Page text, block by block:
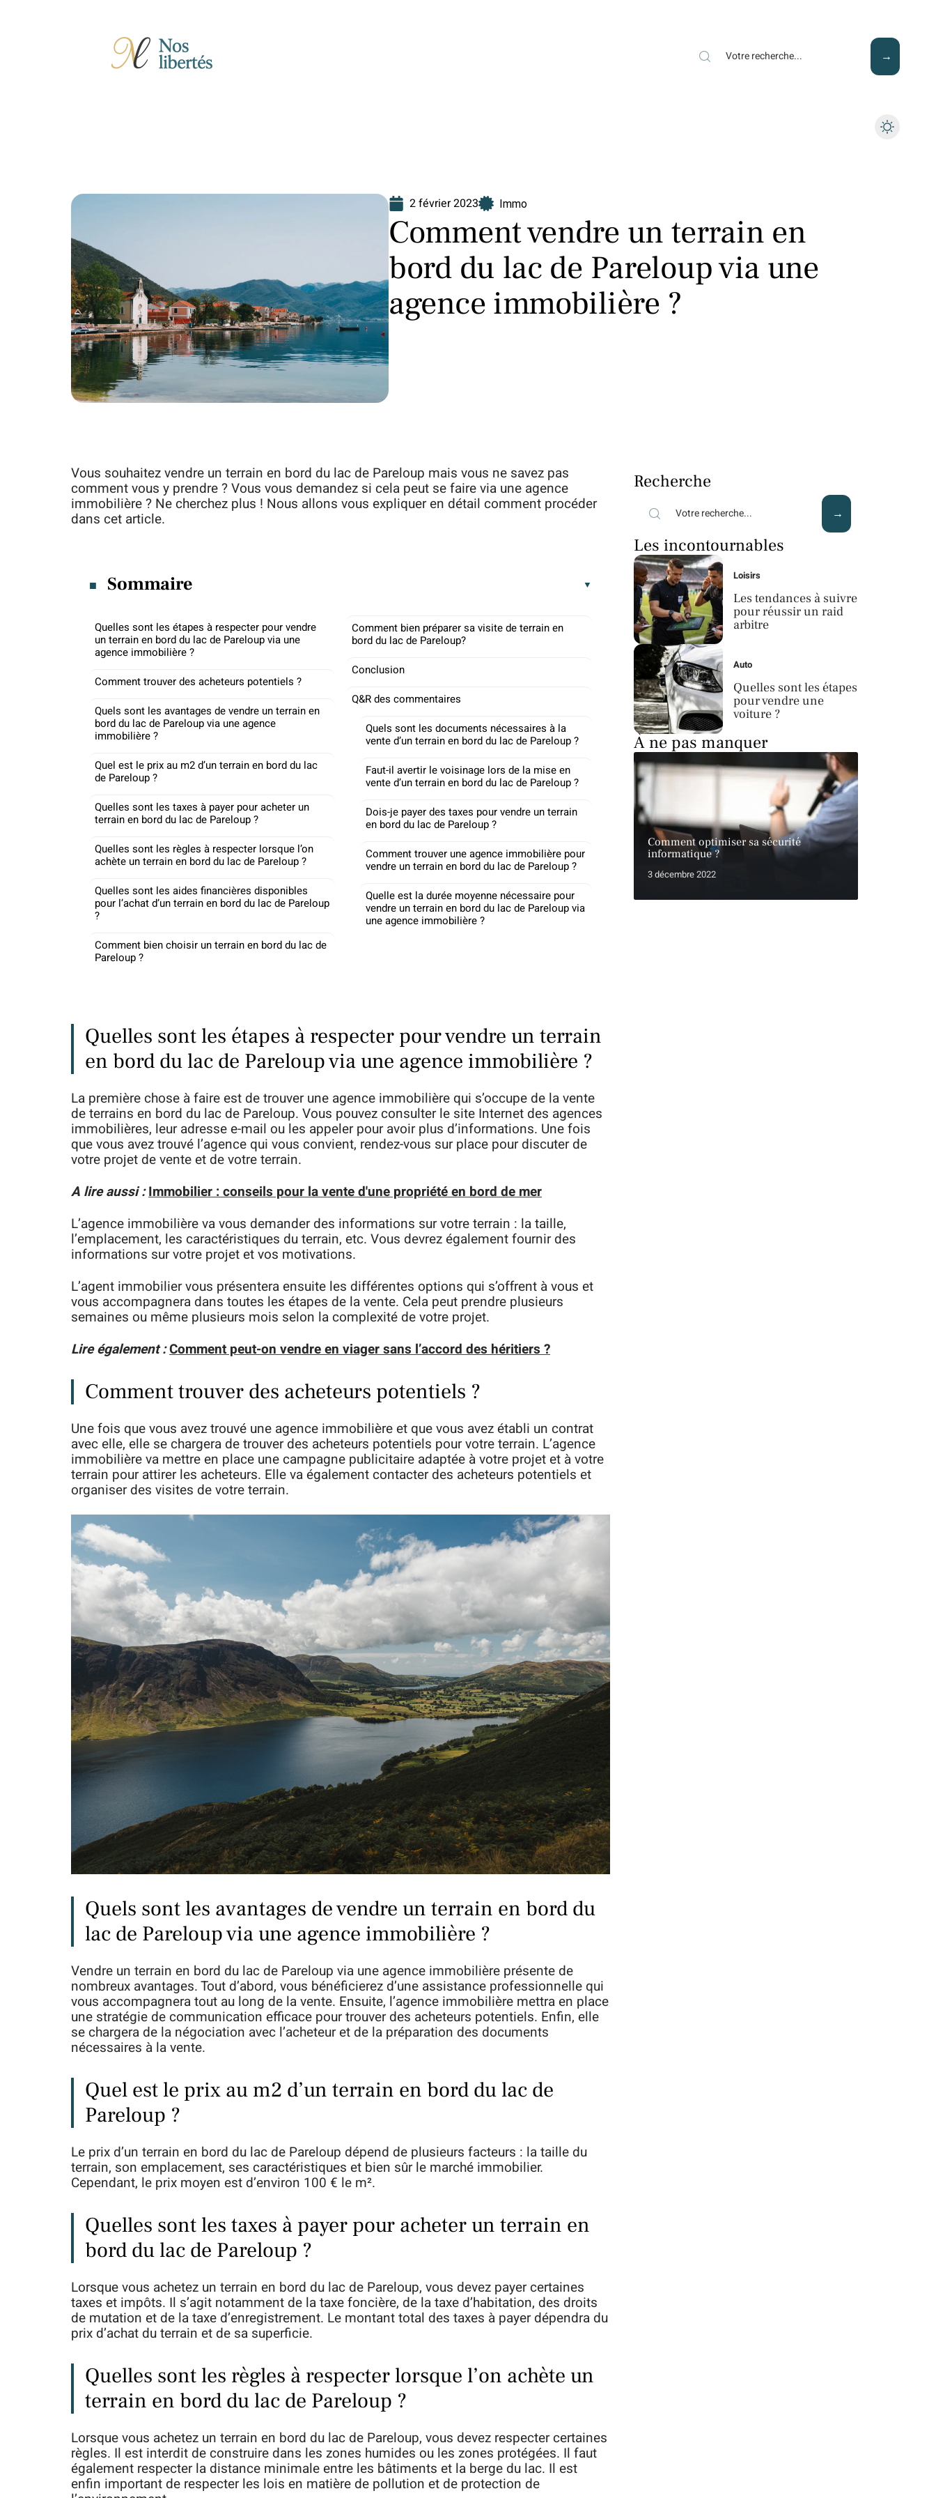
2 février 2023 Immo
Comment vendre un terrain en
bord du lac de Pareloup via une
agence immobilière ?
Vous souhaitez vendre un terrain en bord du lac de Pareloup mais vous ne savez pas
comment vous y prendre ? Vous vous demandez si cela peut se faire via une agence
immobilière ? Ne cherchez plus ! Nous allons vous expliquer en détail comment procéder
dans cet article.
Sommaire
Quelles sont les étapes à respecter pour vendre
un terrain en bord du lac de Pareloup via une
agence immobilière ?
Comment trouver des acheteurs potentiels ?
Quels sont les avantages de vendre un terrain en
bord du lac de Pareloup via une agence
immobilière ?
Quel est le prix au m2 d’un terrain en bord du lac
de Pareloup ?
Quelles sont les taxes à payer pour acheter un
terrain en bord du lac de Pareloup ?
Quelles sont les règles à respecter lorsque l’on
achète un terrain en bord du lac de Pareloup ?
Quelles sont les aides financières disponibles
pour l’achat d’un terrain en bord du lac de Pareloup
?
Comment bien choisir un terrain en bord du lac de
Pareloup ?
Comment bien préparer sa visite de terrain en
bord du lac de Pareloup?
Conclusion
Q&R des commentaires
Quels sont les documents nécessaires à la
vente d’un terrain en bord du lac de Pareloup ?
Faut-il avertir le voisinage lors de la mise en
vente d’un terrain en bord du lac de Pareloup ?
Dois-je payer des taxes pour vendre un terrain
en bord du lac de Pareloup ?
Comment trouver une agence immobilière pour
vendre un terrain en bord du lac de Pareloup ?
Quelle est la durée moyenne nécessaire pour
vendre un terrain en bord du lac de Pareloup via
une agence immobilière ?
Quelles sont les étapes à respecter pour vendre un terrain
en bord du lac de Pareloup via une agence immobilière ?
La première chose à faire est de trouver une agence immobilière qui s’occupe de la vente
de terrains en bord du lac de Pareloup. Vous pouvez consulter le site Internet des agences
immobilières, leur adresse e-mail ou les appeler pour avoir plus d’informations. Une fois
que vous avez trouvé l’agence qui vous convient, rendez-vous sur place pour discuter de
votre projet de vente et de votre terrain.
A lire aussi :Immobilier : conseils pour la vente d'une propriété en bord de mer
L’agence immobilière va vous demander des informations sur votre terrain : la taille,
l’emplacement, les caractéristiques du terrain, etc. Vous devrez également fournir des
informations sur votre projet et vos motivations.
L’agent immobilier vous présentera ensuite les différentes options qui s’offrent à vous et
vous accompagnera dans toutes les étapes de la vente. Cela peut prendre plusieurs
semaines ou même plusieurs mois selon la complexité de votre projet.
Lire également :Comment peut-on vendre en viager sans l’accord des héritiers ?
Comment trouver des acheteurs potentiels ?
Une fois que vous avez trouvé une agence immobilière et que vous avez établi un contrat
avec elle, elle se chargera de trouver des acheteurs potentiels pour votre terrain. L’agence
immobilière va mettre en place une campagne publicitaire adaptée à votre projet et à votre
terrain pour attirer les acheteurs. Elle va également contacter des acheteurs potentiels et
organiser des visites de votre terrain.
Quels sont les avantages de vendre un terrain en bord du
lac de Pareloup via une agence immobilière ?
Vendre un terrain en bord du lac de Pareloup via une agence immobilière présente de
nombreux avantages. Tout d’abord, vous bénéficierez d’une assistance professionnelle qui
vous accompagnera tout au long de la vente. Ensuite, l’agence immobilière mettra en place
une stratégie de communication efficace pour trouver des acheteurs potentiels. Enfin, elle
se chargera de la négociation avec l’acheteur et de la préparation des documents
nécessaires à la vente.
Quel est le prix au m2 d’un terrain en bord du lac de
Pareloup ?
Le prix d’un terrain en bord du lac de Pareloup dépend de plusieurs facteurs : la taille du
terrain, son emplacement, ses caractéristiques et bien sûr le marché immobilier.
Cependant, le prix moyen est d’environ 100 € le m².
Quelles sont les taxes à payer pour acheter un terrain en
bord du lac de Pareloup ?
Lorsque vous achetez un terrain en bord du lac de Pareloup, vous devez payer certaines
taxes et impôts. Il s’agit notamment de la taxe foncière, de la taxe d’habitation, des droits
de mutation et de la taxe d’enregistrement. Le montant total des taxes à payer dépendra du
prix d’achat du terrain et de sa superficie.
Quelles sont les règles à respecter lorsque l’on achète un
terrain en bord du lac de Pareloup ?
Lorsque vous achetez un terrain en bord du lac de Pareloup, vous devez respecter certaines
règles. Il est interdit de construire dans les zones humides ou les zones protégées. Il faut
également respecter la distance minimale entre les bâtiments et la berge du lac. Il est
enfin important de respecter les lois en matière de pollution et de protection de
Recherche
Les incontournables
Loisirs
Les tendances à suivre
pour réussir un raid
arbitre
Auto
Quelles sont les étapes
pour vendre une
voiture ?
À ne pas manquer
Comment optimiser sa sécurité
informatique ?
3 décembre 2022